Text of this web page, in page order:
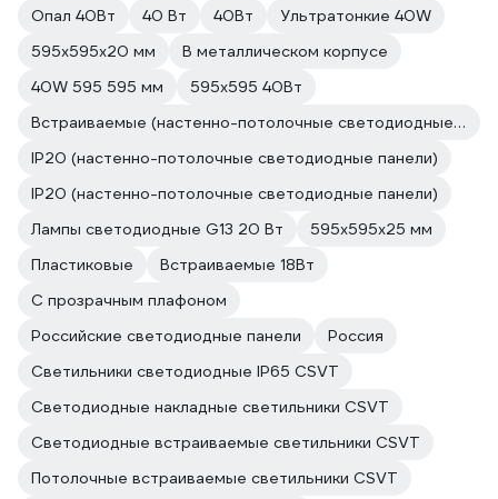
Опал 40Вт
40 Вт 40Вт
Ультратонкие 40W
595х595х20 мм
В металлическом корпусе
40W 595 595 мм
595х595 40Вт
Встраиваемые (настенно-потолочные светодиодные панели)
IP20 (настенно-потолочные светодиодные панели)
IP20 (настенно-потолочные светодиодные панели)
Лампы светодиодные G13 20 Вт
595х595х25 мм
Пластиковые
Встраиваемые 18Вт
С прозрачным плафоном
Российские светодиодные панели
Россия
Светильники светодиодные IP65 CSVT
Светодиодные накладные светильники CSVT
Светодиодные встраиваемые светильники CSVT
Потолочные встраиваемые светильники CSVT